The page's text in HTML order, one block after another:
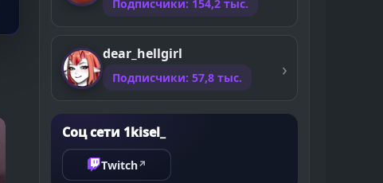
Подписчики: 154,2 тыс.
dear_hellgirl
Подписчики: 57,8 тыс.
Соц сети 1kisel_
Twitch↗